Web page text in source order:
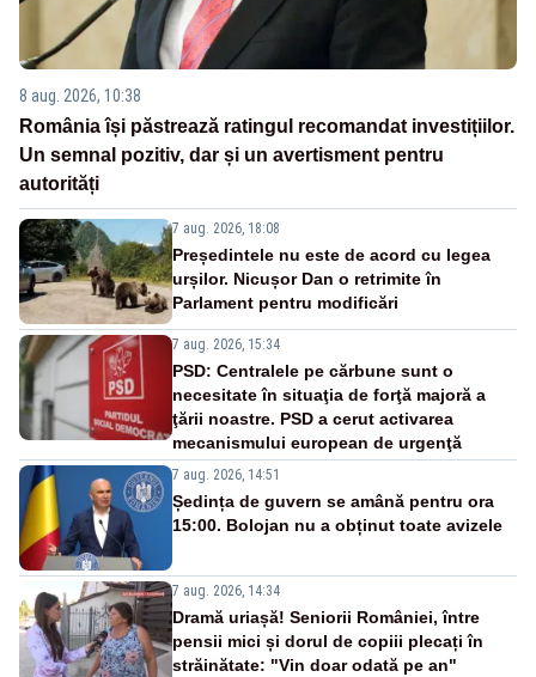
8 aug. 2026, 10:38
România își păstrează ratingul recomandat investițiilor.
Un semnal pozitiv, dar și un avertisment pentru
autorități
7 aug. 2026, 18:08
Președintele nu este de acord cu legea
urșilor. Nicușor Dan o retrimite în
Parlament pentru modificări
7 aug. 2026, 15:34
PSD: Centralele pe cărbune sunt o
necesitate în situaţia de forţă majoră a
ţării noastre. PSD a cerut activarea
mecanismului european de urgenţă
7 aug. 2026, 14:51
Ședința de guvern se amână pentru ora
15:00. Bolojan nu a obținut toate avizele
7 aug. 2026, 14:34
Dramă uriașă! Seniorii României, între
pensii mici și dorul de copiii plecați în
străinătate: "Vin doar odată pe an"